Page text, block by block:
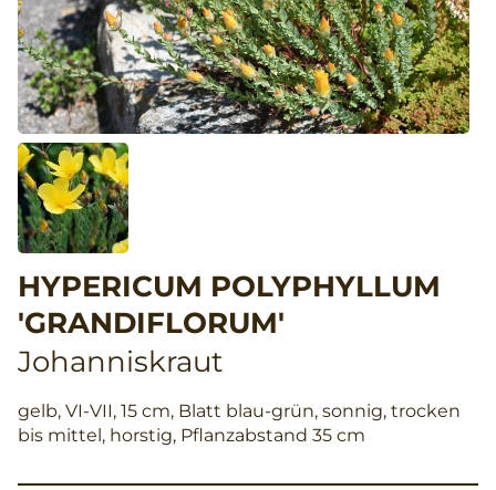
HYPERICUM POLYPHYLLUM
'GRANDIFLORUM'
Johanniskraut
gelb, VI-VII, 15 cm, Blatt blau-grün, sonnig, trocken
bis mittel, horstig, Pflanzabstand 35 cm